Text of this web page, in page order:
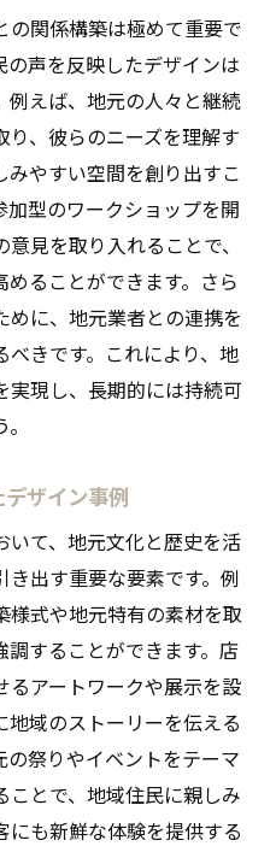
いた事例
する店舗設計のメリッ
たブランド構築
トーリーテリング
支持の獲得
える設計手法
ティを表現する方法
舗デザイン
計地域密着型の戦略と
マーケティング
の連携強化
サービス設計
る戦略
せる施策
設計環境配慮のポイン
ロセス
店舗設計
関係構築は極めて重要で
声を反映したデザインは
例えば、地元の人々と継続
、彼らのニーズを理解す
やすい空間を創り出すこ
加型のワークショップを開
見を取り入れることで、
ることができます。さら
めに、地元業者との連携を
きです。これにより、地
実現し、長期的には持続可
ザイン事例
いて、地元文化と歴史を活
出す重要な要素です。例
様式や地元特有の素材を取
調することができます。店
アートワークや展示を設
域のストーリーを伝える
祭りやイベントをテーマ
ことで、地域住民に親しみ
も新鮮な体験を提供する